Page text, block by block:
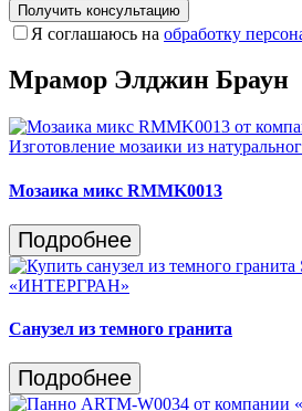
Получить консультацию
Я соглашаюсь на обработку
Мрамор Элджин Браун
Мозаика микс RMMK0013
Подробнее
Санузел из темного гранита
Подробнее